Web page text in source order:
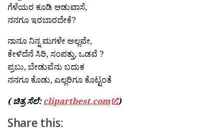
ಗೆಳೆಯರ ಕೂಡಿ ಆಡುವಾಸೆ,
ನನಗೂ ಇರಬಾರದೇಕೆ?
ನಾನೂ ನಿನ್ನ ಮಗಳೇ ಅಲ್ಲವೇ,
ಕೇಳಿದೆನೆ ಸಿರಿ, ಸಂಪತ್ತು, ಒಡವೆ ?
ಪ್ರಬು, ಬೇಡುವೆನು ಬದುಕ
ನನಗೂ ಕೊಡು, ಎಲ್ಲರಿಗೂ ಕೊಟ್ಟಂತೆ
( ಚಿತ್ರ ಸೆಲೆ:clipartbest.com )
Share this: